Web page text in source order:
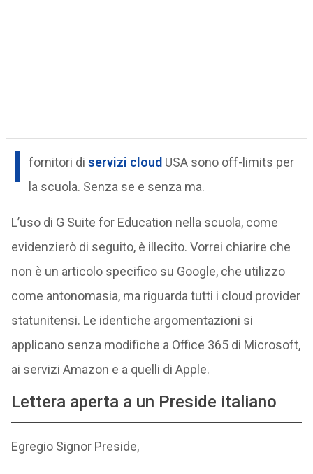
I fornitori di servizi cloud USA sono off-limits per
la scuola. Senza se e senza ma.
L’uso di G Suite for Education nella scuola, come
evidenzierò di seguito, è illecito. Vorrei chiarire che
non è un articolo specifico su Google, che utilizzo
come antonomasia, ma riguarda tutti i cloud provider
statunitensi. Le identiche argomentazioni si
applicano senza modifiche a Office 365 di Microsoft,
ai servizi Amazon e a quelli di Apple.
Lettera aperta a un Preside italiano
Egregio Signor Preside,